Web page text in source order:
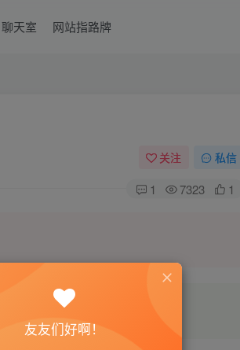
聊天室 网站指路牌
关注 私信
1 7323 1
友友们好啊！